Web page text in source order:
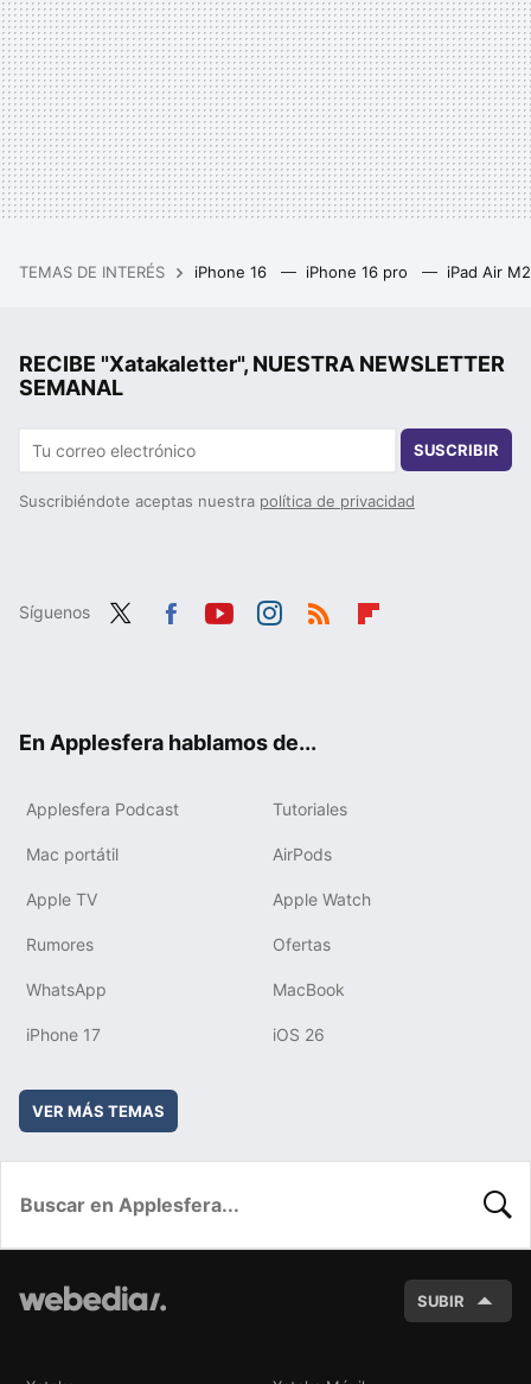
TEMAS DE INTERÉS iPhone 16 iPhone 16 pro iPad Air
RECIBE "Xatakaletter", NUESTRA NEWSLETTER
SEMANAL
SUSCRIBIR
Suscribiéndote aceptas nuestra política de privacidad
Síguenos
En Applesfera hablamos de...
Applesfera Podcast Tutoriales
Mac portátil AirPods
Apple TV Apple Watch
Rumores Ofertas
WhatsApp MacBook
iPhone 17 iOS 26
VER MÁS TEMAS
SUBIR